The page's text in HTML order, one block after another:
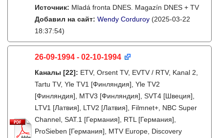
Источник: Mladá fronta DNES. Magazín DNES + TV
Добавил на сайт: Wendy Corduroy (2025-03-22
18:37:54)
26-09-1994 - 02-10-1994
Каналы [22]: ETV, Orsent TV, EVTV / RTV, Kanal 2,
Tartu TV, Yle TV1 [Финляндия], Yle TV2
[Финляндия], MTV3 [Финляндия], SVT4 [Швеция],
LTV1 [Латвия], LTV2 [Латвия], Filmnet+, NBC Super
Channel, SAT.1 [Германия], RTL [Германия],
ProSieben [Германия], MTV Europe, Discovery